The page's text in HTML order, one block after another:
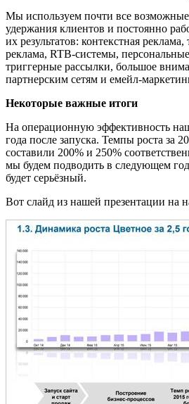
Мы используем почти все
удержания клиентов и постоянно
их результатов: контекстная реклама,
реклама, RTB-системы,
триггерные рассылки, большое
партнерским сетям и емейл-
Некоторые важные итоги
На операционную эффективность
года после запуска. Темпы роста за
составили 200% и 250%
мы будем подводить в следующем
будет серьёзный.
Вот слайд из нашей презентации на